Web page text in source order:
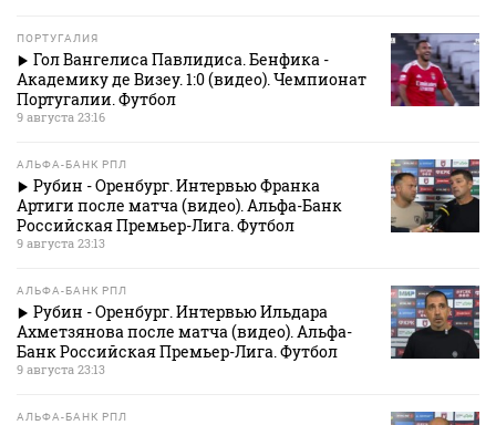
ПОРТУГАЛИЯ
Гол Вангелиса Павлидиса. Бенфика -
Академику де Визеу. 1:0 (видео). Чемпионат
Португалии. Футбол
9 августа 23:16
АЛЬФА-БАНК РПЛ
Рубин - Оренбург. Интервью Франка
Артиги после матча (видео). Альфа-Банк
Российская Премьер-Лига. Футбол
9 августа 23:13
АЛЬФА-БАНК РПЛ
Рубин - Оренбург. Интервью Ильдара
Ахметзянова после матча (видео). Альфа-
Банк Российская Премьер-Лига. Футбол
9 августа 23:13
АЛЬФА-БАНК РПЛ